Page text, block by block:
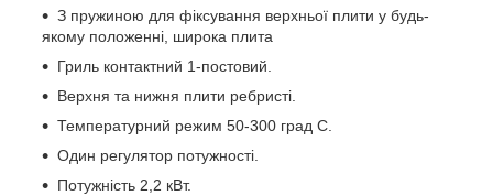
З пружиною для фіксування верхньої плити у будь-
якому положенні, широка плита
Гриль контактний 1-постовий.
Верхня та нижня плити ребристі.
Температурний режим 50-300 град С.
Один регулятор потужності.
Потужність 2,2 кВт.